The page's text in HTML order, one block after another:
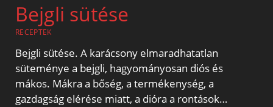
Bejgli sütése
RECEPTEK
Bejgli sütése. A karácsony elmaradhatatlan
süteménye a bejgli, hagyományosan diós és
mákos. Mákra a bőség, a termékenység, a
gazdagság elérése miatt, a dióra a rontások…